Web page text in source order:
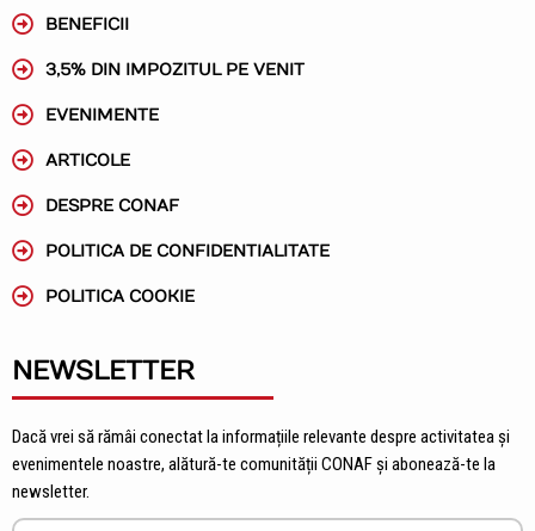
BENEFICII
3,5% DIN IMPOZITUL PE VENIT
EVENIMENTE
ARTICOLE
DESPRE CONAF
POLITICA DE CONFIDENTIALITATE
POLITICA COOKIE
NEWSLETTER
Dacă vrei să rămâi conectat la informațiile relevante despre activitatea și
evenimentele noastre, alătură-te comunității CONAF și abonează-te la
newsletter.